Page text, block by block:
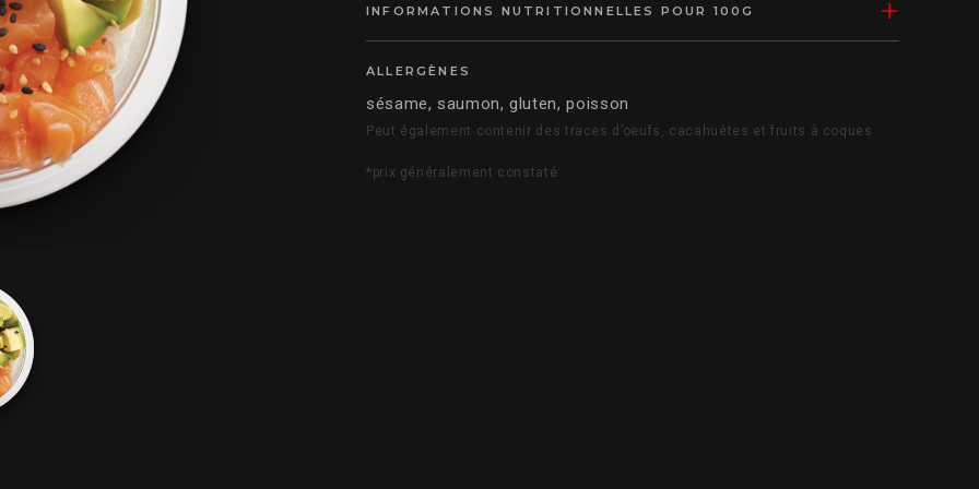
INFORMATIONS NUTRITIONNELLES POUR 100G
ALLERGÈNES
sésame, saumon, gluten, poisson
Peut également contenir des traces d’oeufs, cacahuètes et fruits à coques.
*prix généralement constaté